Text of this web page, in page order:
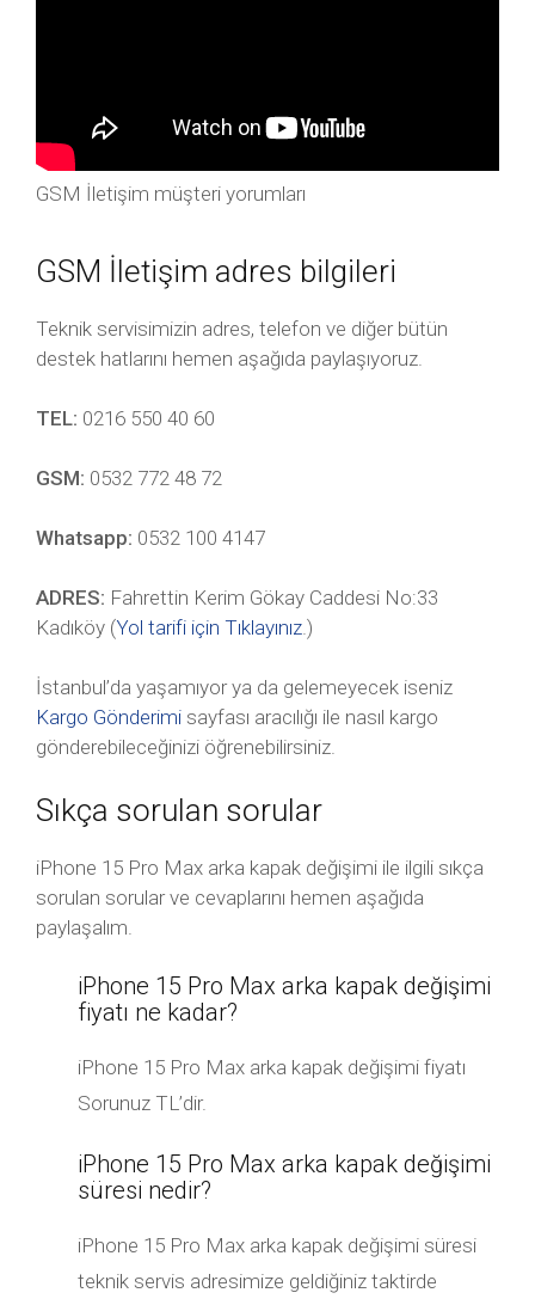
GSM İletişim müşteri yorumları
GSM İletişim adres bilgileri
Teknik servisimizin adres, telefon ve diğer bütün
destek hatlarını hemen aşağıda paylaşıyoruz.
TEL: 0216 550 40 60
GSM: 0532 772 48 72
Whatsapp: 0532 100 4147
ADRES: Fahrettin Kerim Gökay Caddesi No:33
Kadıköy (Yol tarifi için Tıklayınız.)
İstanbul’da yaşamıyor ya da gelemeyecek iseniz
Kargo Gönderimi sayfası aracılığı ile nasıl kargo
gönderebileceğinizi öğrenebilirsiniz.
Sıkça sorulan sorular
iPhone 15 Pro Max arka kapak değişimi ile ilgili sıkça
sorulan sorular ve cevaplarını hemen aşağıda
paylaşalım.
iPhone 15 Pro Max arka kapak değişimi
fiyatı ne kadar?
iPhone 15 Pro Max arka kapak değişimi fiyatı
Sorunuz TL’dir.
iPhone 15 Pro Max arka kapak değişimi
süresi nedir?
iPhone 15 Pro Max arka kapak değişimi süresi
teknik servis adresimize geldiğiniz taktirde